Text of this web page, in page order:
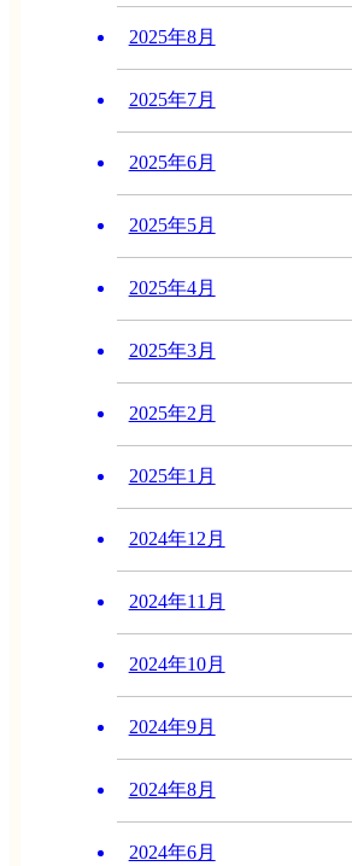
2025年8月
2025年7月
2025年6月
2025年5月
2025年4月
2025年3月
2025年2月
2025年1月
2024年12月
2024年11月
2024年10月
2024年9月
2024年8月
2024年6月